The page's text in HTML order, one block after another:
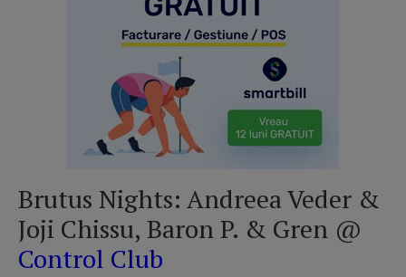
Brutus Nights: Andreea Veder &
Joji Chissu, Baron P. & Gren @
Control Club